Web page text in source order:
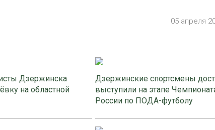
05 апреля
Дзержинска
на областной
Дзержинские спортсмены
выступили на этапе
России по ПОДА-футболу